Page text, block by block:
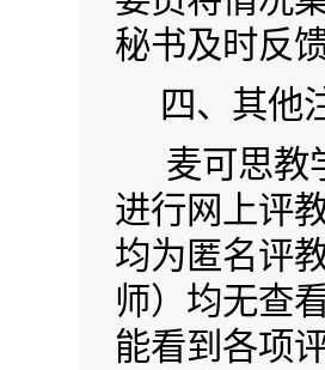
秘书及时反
四、其他
麦可思教
进行网上评
均为匿名评
师）均无查
能看到各项